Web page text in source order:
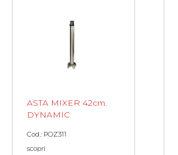
ASTA MIXER 42cm.
DYNAMIC
Cod.: POZ311
scopri